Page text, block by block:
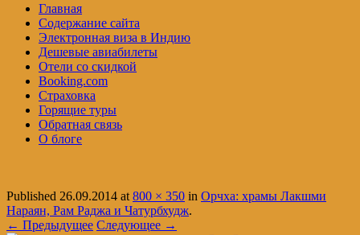
Главная
Содержание сайта
Электронная виза в Индию
Дешевые авиабилеты
Отели со скидкой
Booking.com
Страховка
Горящие туры
Обратная связь
О блоге
Published 26.09.2014 at800 × 350 in Орчха: храмы Лакшми
Нараян, Рам Раджа и Чатурбхудж.
← Предыдущее Следующее →